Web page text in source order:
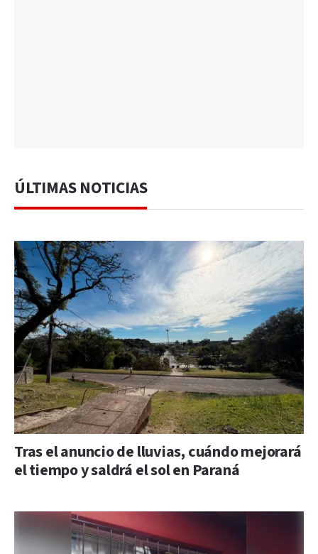
ÚLTIMAS NOTICIAS
Tras el anuncio de lluvias, cuándo mejorará
el tiempo y saldrá el sol en Paraná